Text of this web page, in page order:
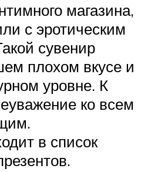
магазина,
с эротическим
сувенир
плохом вкусе и
уровне. К
ко всем
в список